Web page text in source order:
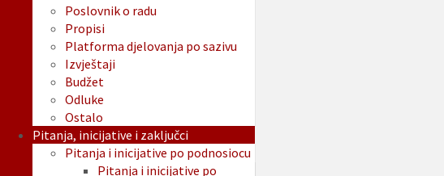
Poslovnik o radu
Propisi
Platforma djelovanja po sazivu
Izvještaji
Budžet
Odluke
Ostalo
Pitanja, inicijative i zaključci
Pitanja i inicijative po podnosiocu
Pitanja i inicijative po